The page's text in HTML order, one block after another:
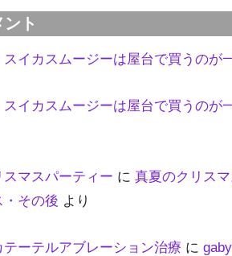
ト
イカスムージーは屋台で買うのが
イカスムージーは屋台で買うのが
スマスパーティー に 真夏のクリス
・その後 より
ーテルアブレーション治療 に gaby